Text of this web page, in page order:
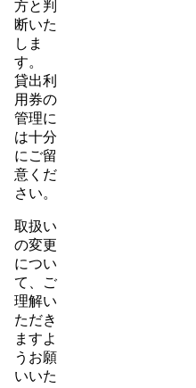
方と判
断いた
しま
す。
貸出利
用券の
管理に
は十分
にご留
意くだ
さい。
取扱い
の変更
につい
て、ご
理解い
ただき
ますよ
うお願
いいた